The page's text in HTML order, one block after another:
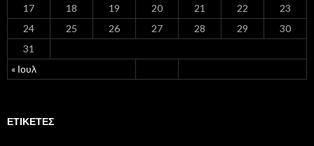
« Ιουλ
17
18 19 20 21 22
23
24
25 26 27 28 29
30
31
ΕΤΙΚΈΤΕΣ